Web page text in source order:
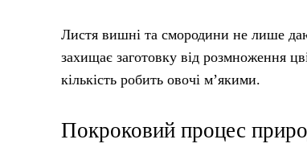
Листя вишні та смородини не лише
захищає заготовку від розмноження
кількість робить овочі м’якими.
Покроковий процес